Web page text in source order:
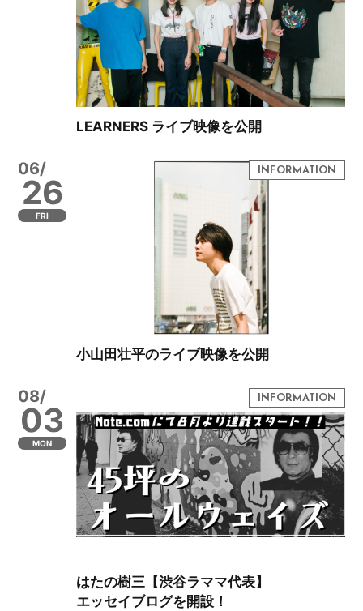
LEARNERS ライブ映像を公開
06/
26
FRI
小山田壮平のライブ映像を公開
08/
03
MON
はたの樹三【渋谷ラママ代表】
エッセイブログを開設！